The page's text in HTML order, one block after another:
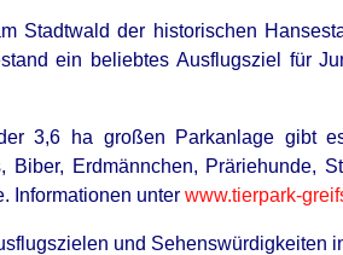
Stadtwald der historischen
ein beliebtes Ausflugsziel für
3,6 ha großen Parkanlage gibt
Biber, Erdmännchen, Präriehunde,
Informationen unter www.tierpark-
und Sehenswürdigkeiten